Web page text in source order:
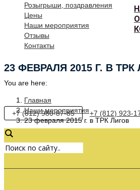
Розыгрыши, поздравления
Цены
Наши мероприятия
Отзывы
Контакты
23 ФЕВРАЛЯ 2015 Г. В ТРК
You are here:
Главная
Наши мероприятия
23 февраля 2015 г. в ТРК Лигов
+7 (812) 980-87-85 +7 (812) 923-